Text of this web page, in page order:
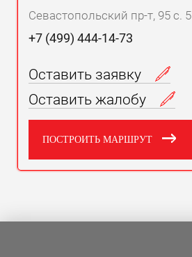
Севастопольский пр-т, 95 с. 5
+7 (499) 444-14-73
Оставить заявку
Оставить жалобу
ПОСТРОИТЬ МАРШРУТ